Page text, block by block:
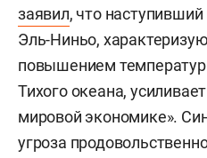
заявил, что
Эль-Ниньо,
повышением
Тихого океана,
мировой экономике».
угроза